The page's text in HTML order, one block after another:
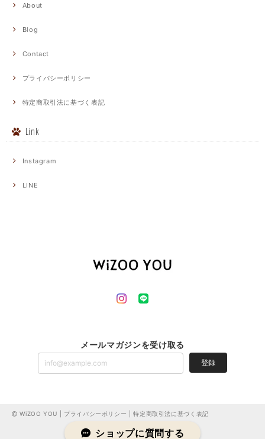
About
Blog
Contact
プライバシーポリシー
特定商取引法に基づく表記
Link
Instagram
LINE
メールマガジンを受け取る
登録
WiZOO YOU | プライバシーポリシー |特定商取引法に基づく表記
ショップに質問する